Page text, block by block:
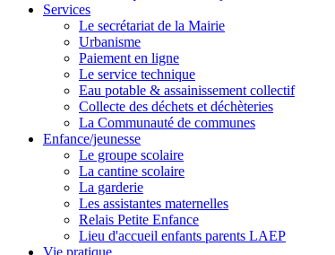
Services
Le secrétariat de la Mairie
Urbanisme
Paiement en ligne
Le service technique
Eau potable & assainissement collectif
Collecte des déchets et déchèteries
La Communauté de communes
Enfance/jeunesse
Le groupe scolaire
La cantine scolaire
La garderie
Les assistantes maternelles
Relais Petite Enfance
Lieu d'accueil enfants parents LAEP
Vie pratique